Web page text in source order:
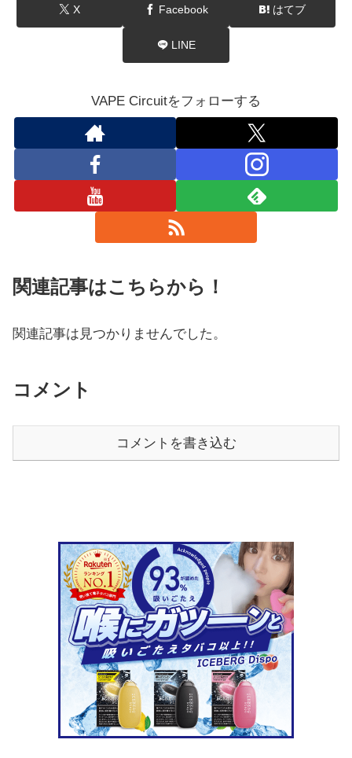
X Facebook はてブ
LINE
VAPE Circuitをフォローする
関連記事はこちらから！
関連記事は見つかりませんでした。
コメント
コメントを書き込む